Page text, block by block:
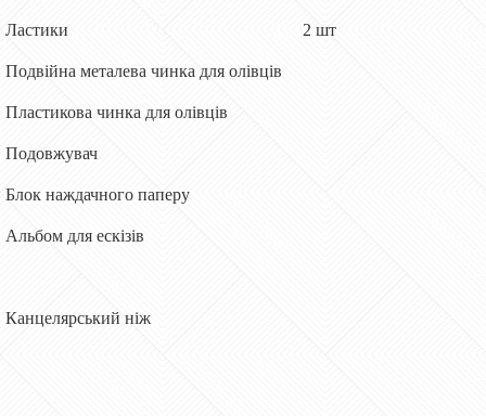
Ластики 2 шт
Подвійна металева чинка для олівців
Пластикова чинка для олівців
Подовжувач
Блок наждачного паперу
Альбом для ескізів
Канцелярський ніж